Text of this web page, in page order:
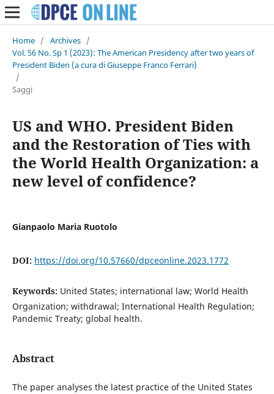
Home / Archives /
Vol. 56 No. Sp 1 (2023): The American Presidency after two years of
President Biden (a cura di Giuseppe Franco Ferrari)
/
Saggi
US and WHO. President Biden
and the Restoration of Ties with
the World Health Organization: a
new level of confidence?
Gianpaolo Maria Ruotolo
DOI: https://doi.org/10.57660/dpceonline.2023.1772
Keywords: United States; international law; World Health
Organization; withdrawal; International Health Regulation;
Pandemic Treaty; global health.
Abstract
The paper analyses the latest practice of the United States